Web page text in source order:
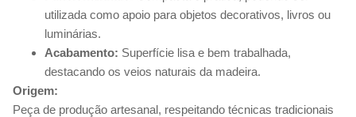
utilizada como apoio para objetos decorativos, livros ou
luminárias.
Acabamento: Superfície lisa e bem trabalhada,
destacando os veios naturais da madeira.
Origem:
Peça de produção artesanal, respeitando técnicas tradicionais